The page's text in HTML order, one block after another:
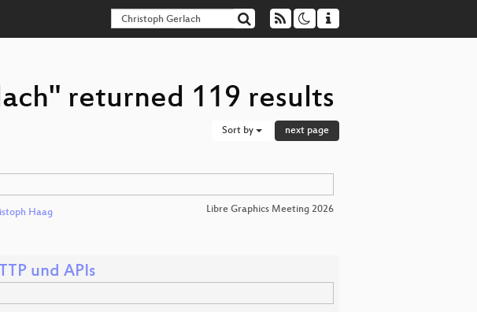
returned 119 results
Sort by next page
Haag Libre Graphics Meeting 2026
und APIs